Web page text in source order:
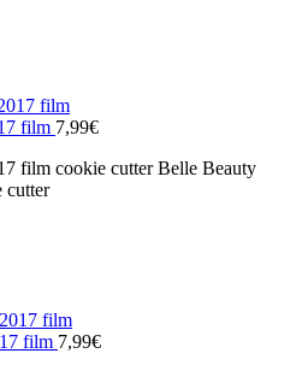
film 7,99€
film cookie cutter Belle Beauty
cutter
film 7,99€